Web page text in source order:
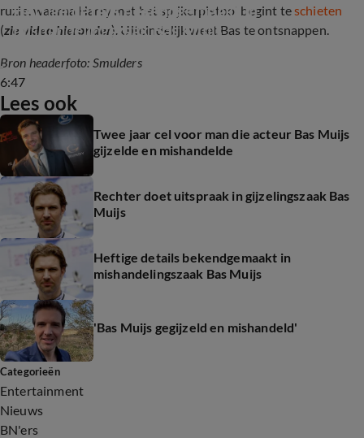
ruzie, waarna Harry met het spijkerpistool begint teschieten
(zie video hieronder). Uiteindelijk weet Bas te ontsnappen.
6:47
Heftige details bekendgemaakt in
mishandelingszaak Bas Muijs
Bron headerfoto: Smulders
Lees ook
Twee jaar cel voor man die acteur Bas Muijs
gijzelde en mishandelde
Rechter doet uitspraak in gijzelingszaak Bas
Muijs
Heftige details bekendgemaakt in
mishandelingszaak Bas Muijs
'Bas Muijs gegijzeld en mishandeld'
Categorieën
Entertainment
Nieuws
BN'ers